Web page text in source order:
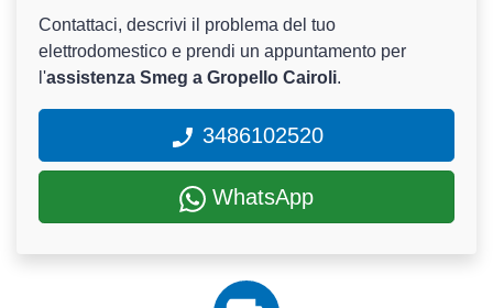
Contattaci, descrivi il problema del tuo
elettrodomestico e prendi un appuntamento per
l'assistenza Smeg a Gropello Cairoli.
3486102520
WhatsApp